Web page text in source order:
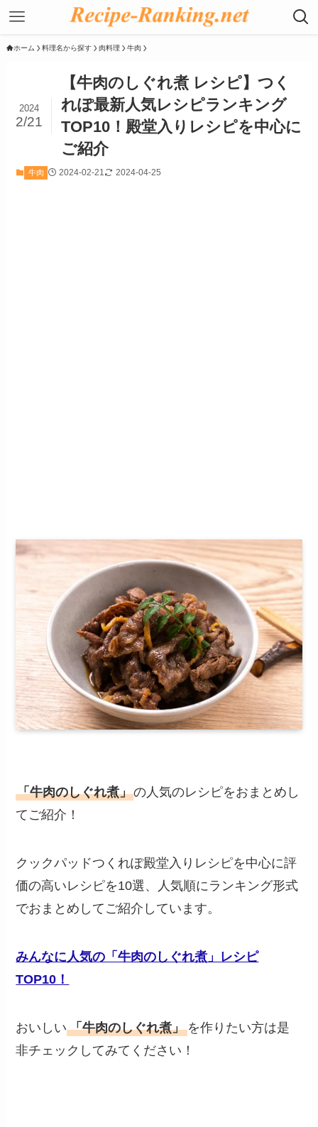
ホーム 料理名から探す 肉料理 牛肉
【牛肉のしぐれ煮 レシピ】つく
れぽ最新人気レシピランキング
TOP10！殿堂入りレシピを中心に
ご紹介
2024
2/21
牛肉 2024-02-21 2024-04-25
「牛肉のしぐれ煮」の人気のレシピをおまとめし
てご紹介！
クックパッドつくれぽ殿堂入りレシピを中心に評
価の高いレシピを10選、人気順にランキング形式
でおまとめしてご紹介しています。
みんなに人気の「牛肉のしぐれ煮」レシピ
TOP10！
おいしい 「牛肉のしぐれ煮」 を作りたい方は是
非チェックしてみてください！